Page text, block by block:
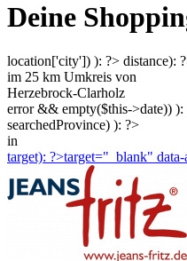
Deine
location['city']) ): ?> distance):
im 25 km Umkreis von
Herzebrock-Clarholz
error && empty($this->date)) ):
searchedProvince) ): ?>
in
target): ?>target="_blank"